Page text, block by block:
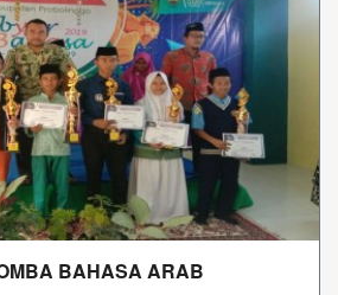
BAHASA ARAB